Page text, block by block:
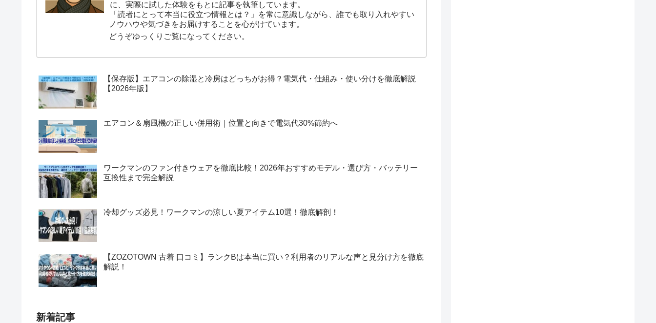
に、実際に試した体験をもとに記事を執筆しています。
「読者にとって本当に役立つ情報とは？」を常に意識しながら、誰でも取り入れやすい
ノウハウや気づきをお届けすることを心がけています。
どうぞゆっくりご覧になってください。
【保存版】エアコンの除湿と冷房はどっちがお得？電気代・仕組み・使い分けを徹底解説
【2026年版】
エアコン＆扇風機の正しい併用術｜位置と向きで電気代30%節約へ
ワークマンのファン付きウェアを徹底比較！2026年おすすめモデル・選び方・バッテリー
互換性まで完全解説
冷却グッズ必見！ワークマンの涼しい夏アイテム10選！徹底解剖！
【ZOZOTOWN 古着 口コミ】ランクBは本当に買い？利用者のリアルな声と見分け方を徹底
解説！
新着記事